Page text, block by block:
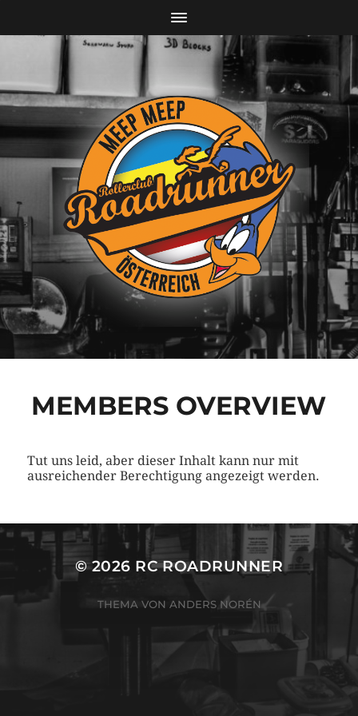
MEMBERS OVERVIEW
Tut uns leid, aber dieser Inhalt kann nur mit
ausreichender Berechtigung angezeigt werden.
© 2026 RC ROADRUNNER
THEMA VON ANDERS NORÉN